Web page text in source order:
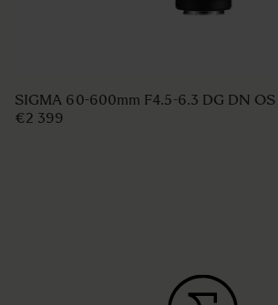
SIGMA 60-600mm F4.5-6.3 DG DN
€2 399